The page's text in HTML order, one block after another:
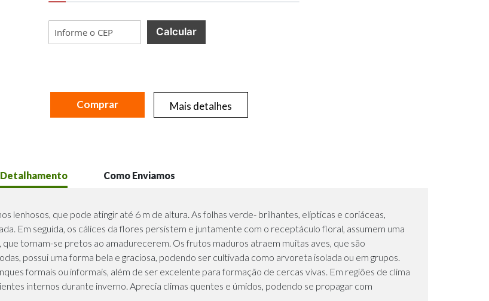
Calcular
Comprar Mais detalhes
Detalhamento
lenhosos, que pode atingir até 6 m de altura. As folhas verde- brilhantes, elípticas e coriáceas,
Em seguida, os cálices da flores persistem e juntamente com o receptáculo floral, assumem uma
tornam-se pretos ao amadurecerem. Os frutos maduros atraem muitas aves, que são
possui uma forma bela e graciosa, podendo ser cultivada como arvoreta isolada ou em grupos.
formais ou informais, além de ser excelente para formação de cercas vivas. Em regiões de clima
internos durante inverno. Aprecia climas quentes e úmidos, podendo se propagar com
Como Enviamos